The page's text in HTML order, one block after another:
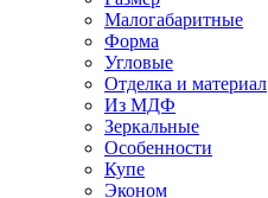
Малогабаритные
Форма
Угловые
Отделка и материал
Из МДФ
Зеркальные
Особенности
Купе
Эконом